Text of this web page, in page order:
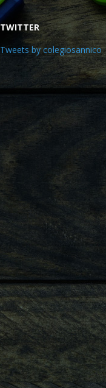
TWITTER
Tweets by colegiosannico